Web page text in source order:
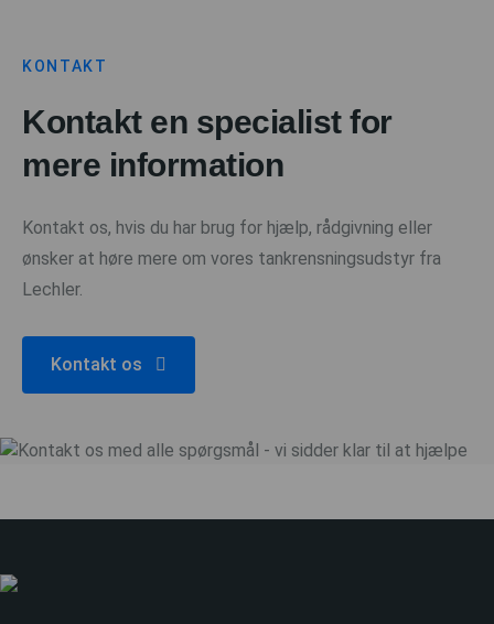
KONTAKT
Kontakt en specialist for
mere information
Kontakt os, hvis du har brug for hjælp, rådgivning eller
ønsker at høre mere om vores tankrensningsudstyr fra
Lechler.
Kontakt os